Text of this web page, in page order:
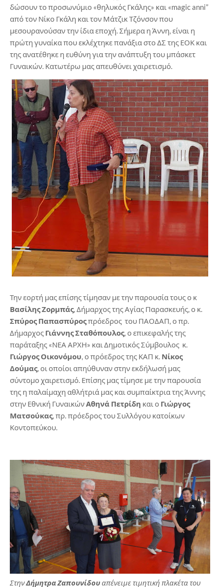
δώσουν το προσωνύμιο «θηλυκός Γκάλης» και «magic anni”
από τον Νίκο Γκάλη και τον Μάτζικ Τζόνσον που
μεσουρανούσαν την ίδια εποχή. Σήμερα η Άννη, είναι η
πρώτη γυναίκα που εκλέχτηκε πανάξια στο ΔΣ της ΕΟΚ και
της ανατέθηκε η ευθύνη για την ανάπτυξη του μπάσκετ
Γυναικών. Κατωτέρω μας απευθύνει χαιρετισμό.
Την εορτή μας επίσης τίμησαν με την παρουσία τους ο κ
Βασίλης Ζορμπάς, Δήμαρχος της Αγίας Παρασκευής, ο κ.
Σπύρος Παπασπύροςπρόεδρος του ΠΑΟΔΑΠ, ο πρ.
Δήμαρχος Γιάννης Σταθόπουλος, ο επικεφαλής της
παράταξης «ΝΕΑ ΑΡΧΗ» και Δημοτικός Σύμβουλος κ.
Γιώργος Οικονόμου, ο πρόεδρος της ΚΑΠ κ. Νίκος
Δούμας, οι οποίοι απηύθυναν στην εκδήλωσή μας
σύντομο χαιρετισμό. Επίσης μας τίμησε με την παρουσία
της η παλαίμαχη αθλήτριά μας και συμπαίκτρια της Άννης
στην Εθνική ΓυναικώνΑθηνά Πετρίδη και ο Γιώργος
Ματσούκας, πρ. πρόεδρος του Συλλόγου κατοίκων
Κοντοπεύκου.
ΣτηνΔήμητρα Ζαπουνίδουαπένειμε τιμητική πλακέτα του